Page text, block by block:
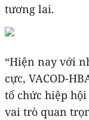
tương lai.
“Hiện nay với
cực, VACOD-
tổ chức hiệp
vai trò quan